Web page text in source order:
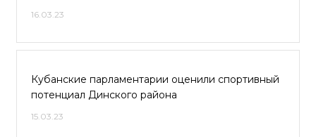
16.03.23
Кубанские парламентарии оценили спортивный
потенциал Динского района
15.03.23